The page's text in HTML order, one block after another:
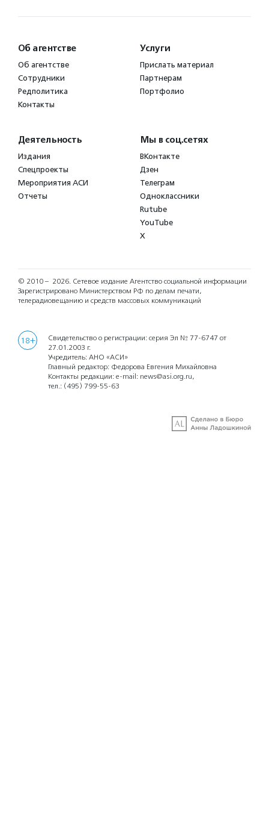
Об агентстве
Об агентстве
Сотрудники
Редполитика
Контакты
Услуги
Прислать материал
Партнерам
Портфолио
Деятельность
Издания
Спецпроекты
Мероприятия АСИ
Отчеты
Мы в соц.сетях
ВКонтакте
Дзен
Телеграм
Одноклассники
Rutube
YouTube
X
© 2010 – 2026. Сетевое издание Агентство социальной информации
Зарегистрировано Министерством РФ по делам печати,
телерадиовещанию и средств массовых коммуникаций
18+
Свидетельство о регистрации: серия Эл № 77-6747 от
27.01.2003 г.
Учредитель: АНО «АСИ»
Главный редактор: Федорова Евгения Михайловна
Контакты редакции: e-mail: news@asi.org.ru,
тел.: (495) 799-55-63